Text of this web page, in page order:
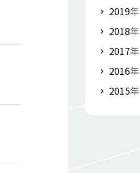
2019年
2018年
2017年
2016年
2015年